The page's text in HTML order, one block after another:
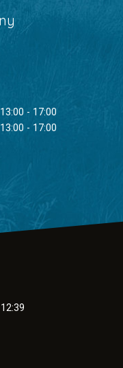
13:00 - 17:00
13:00 - 17:00